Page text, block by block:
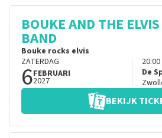
BOUKE AND THE
BAND
Bouke rocks elvis
ZATERDAG
6FEBRUARI
2027
20:00
De
BEKIJK